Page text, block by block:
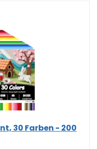
30 Farben - 200